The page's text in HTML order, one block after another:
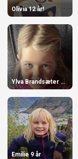
Olivia 12 år!
Ylva Brandsæter 5 år
Emilie 9 år